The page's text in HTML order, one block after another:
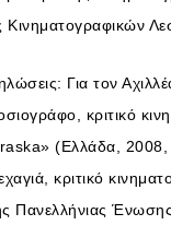
Για τον
κριτικό
(Ελλάδα, 2008,
κριτικό
Πανελλήνιας